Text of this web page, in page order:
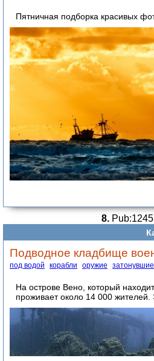
Пятничная подборка красивых
8.
Подводное кладбище
под водой корабли оружие затонувшие
На острове Вено, который
проживает около 14 000 жителей.